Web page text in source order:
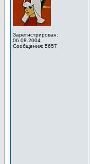
Зарегистрирован:
06.08.2004
Сообщения: 5657